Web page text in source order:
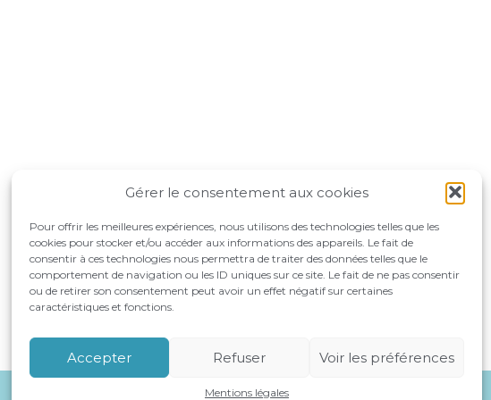
Gérer le consentement aux cookies
Pour offrir les meilleures expériences, nous utilisons des technologies telles que les
cookies pour stocker et/ou accéder aux informations des appareils. Le fait de
consentir à ces technologies nous permettra de traiter des données telles que le
comportement de navigation ou les ID uniques sur ce site. Le fait de ne pas consentir
ou de retirer son consentement peut avoir un effet négatif sur certaines
caractéristiques et fonctions.
Accepter Refuser Voir les préférences
Mentions légales
NOS ACCOMPAGNEMENTS